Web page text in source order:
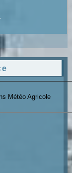
Météo Agricole